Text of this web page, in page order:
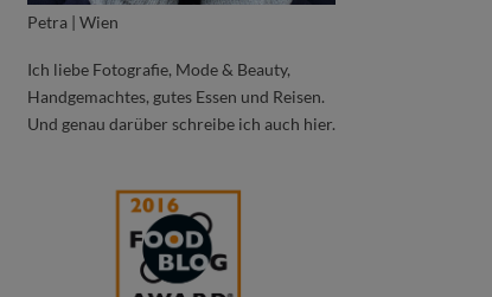
Petra | Wien
Ich liebe Fotografie, Mode & Beauty,
Handgemachtes, gutes Essen und Reisen.
Und genau darüber schreibe ich auch hier.